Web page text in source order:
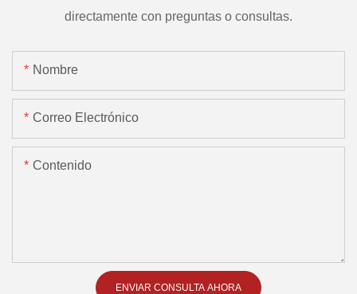
directamente con preguntas o consultas.
Nombre
Correo Electrónico
Contenido
ENVIAR CONSULTA AHORA